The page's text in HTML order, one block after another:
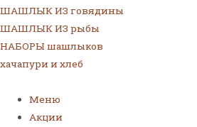
ШАШЛЫК ИЗ говядины
ШАШЛЫК ИЗ рыбы
НАБОРЫ шашлыков
хачапури и хлеб
Меню
Акции